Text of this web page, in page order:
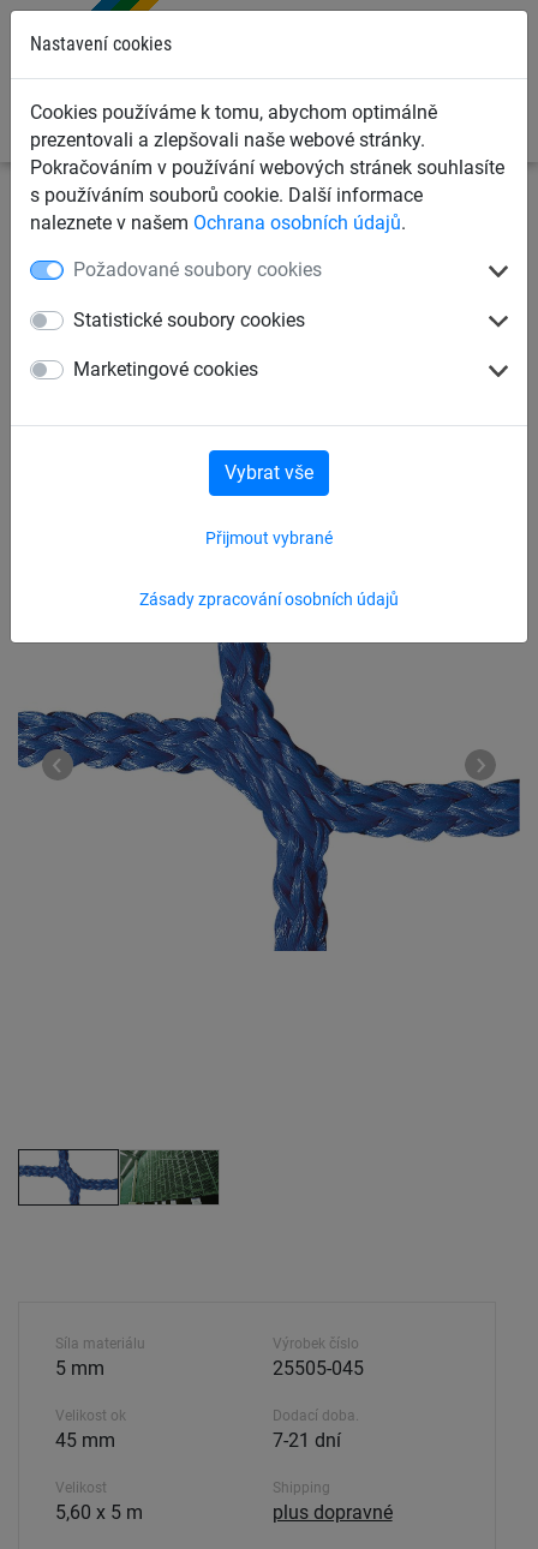
Nastavení cookies
Cookies používáme k tomu, abychom optimálně
prezentovali a zlepšovali naše webové stránky.
Pokračováním v používání webových stránek souhlasíte
s používáním souborů cookie. Další informace
naleznete v našem Ochrana osobních údajů.
Požadované soubory cookies
Statistické soubory cookies
Marketingové cookies
Zásady zpracování osobních údajů
Přijmout vybrané
Vybrat vše
Ochranné sítě a plachty Ochranné sítě pro sklady
Bezpečnostní regálová síť PP
5 mm, oko 45 mm
Síla materiálu
5 mm
Velikost ok
45 mm
Velikost
5,60 x 5 m
Výrobek číslo
25505-045
Dodací doba.
7-21 dní
Shipping
plus dopravné